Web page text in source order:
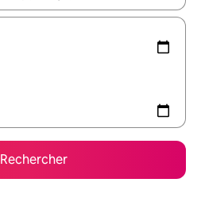
Rechercher